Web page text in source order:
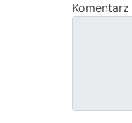
Komentarz